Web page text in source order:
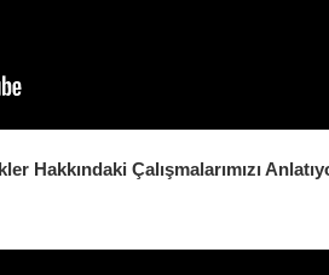
Hakkındaki Çalışmalarımızı